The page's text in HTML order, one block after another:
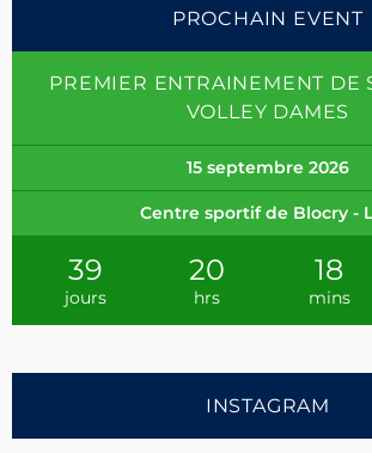
PROCHAIN EVENT
PREMIER ENTRAINEMENT DE
VOLLEY DAMES
15 septembre 2026
Centre sportif de Blocry -
39
jours
20
hrs
18
mins
INSTAGRAM